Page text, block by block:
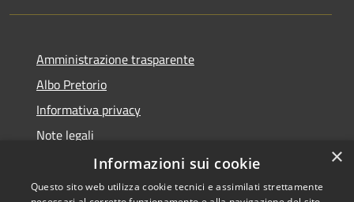
Amministrazione trasparente
Albo Pretorio
Informativa privacy
Note legali
Dichiarazione di accessibilità
×
Informazioni sui cookie
Questo sito web utilizza cookie tecnici e assimilati strettamente